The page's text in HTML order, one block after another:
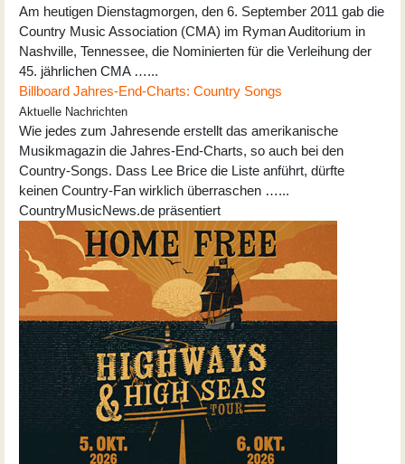
Am heutigen Dienstagmorgen, den 6. September 2011 gab die
Country Music Association (CMA) im Ryman Auditorium in
Nashville, Tennessee, die Nominierten für die Verleihung der
45. jährlichen CMA …...
Billboard Jahres-End-Charts: Country Songs
Aktuelle Nachrichten
Wie jedes zum Jahresende erstellt das amerikanische
Musikmagazin die Jahres-End-Charts, so auch bei den
Country-Songs. Dass Lee Brice die Liste anführt, dürfte
keinen Country-Fan wirklich überraschen …...
CountryMusicNews.de präsentiert